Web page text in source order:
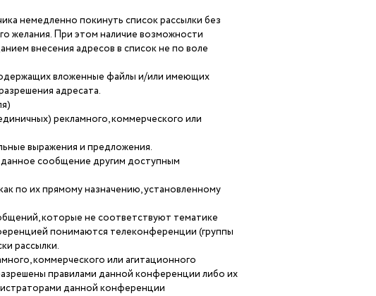
немедленно покинуть список рассылки без
желания. При этом наличие возможности
внесения адресов в список не по воле
вложенные файлы и/или имеющих
адресата.
рекламного, коммерческого или
выражения и предложения.
сообщение другим доступным
по их прямому назначению, установленному
которые не соответствуют тематике
понимаются телеконференции (группы
рассылки.
коммерческого или агитационного
правилами данной конференции либо их
данной конференции